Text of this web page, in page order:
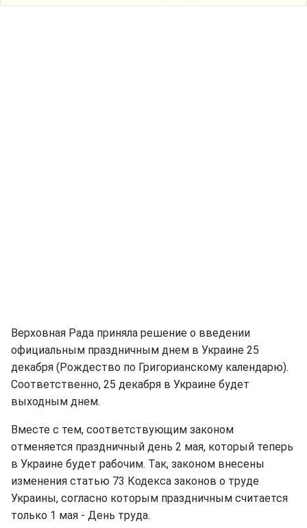
Верховная Рада приняла решение о введении
официальным праздничным днем в Украине 25
декабря (Рождество по Григорианскому календарю).
Соответственно, 25 декабря в Украине будет
выходным днем.
Вместе с тем, соответствующим законом
отменяется праздничный день 2 мая, который теперь
в Украине будет рабочим. Так, законом внесены
изменения статью 73 Кодекса законов о труде
Украины, согласно которым праздничным считается
только 1 мая - День труда.